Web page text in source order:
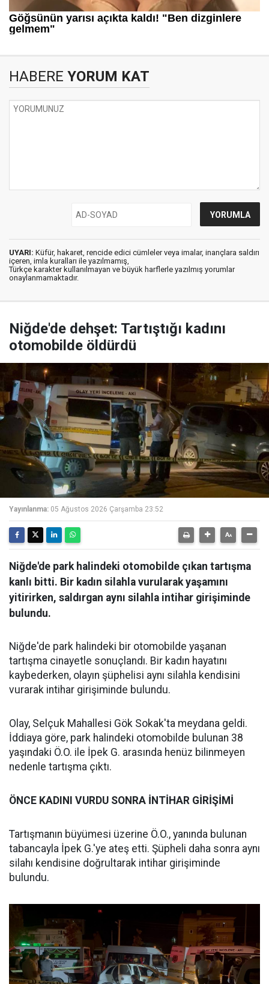
HABERE YORUM KAT
UYARI: Küfür, hakaret, rencide edici cümleler veya imalar, inançlara saldırı
içeren, imla kuralları ile yazılmamış,
Türkçe karakter kullanılmayan ve büyük harflerle yazılmış yorumlar
onaylanmamaktadır.
Niğde'de dehşet: Tartıştığı kadını
otomobilde öldürdü
Yayınlanma: 05 Ağustos 2026 Çarşamba 23:52
Niğde'de park halindeki otomobilde çıkan tartışma
kanlı bitti. Bir kadın silahla vurularak yaşamını
yitirirken, saldırgan aynı silahla intihar girişiminde
bulundu.
Niğde'de park halindeki bir otomobilde yaşanan
tartışma cinayetle sonuçlandı. Bir kadın hayatını
kaybederken, olayın şüphelisi aynı silahla kendisini
vurarak intihar girişiminde bulundu.
Olay, Selçuk Mahallesi Gök Sokak'ta meydana geldi.
İddiaya göre, park halindeki otomobilde bulunan 38
yaşındaki Ö.O. ile İpek G. arasında henüz bilinmeyen
nedenle tartışma çıktı.
ÖNCE KADINI VURDU SONRA İNTİHAR GİRİŞİMİ
Tartışmanın büyümesi üzerine Ö.O., yanında bulunan
tabancayla İpek G.'ye ateş etti. Şüpheli daha sonra aynı
silahı kendisine doğrultarak intihar girişiminde
bulundu.